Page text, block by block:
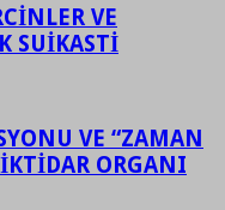
VE
SUİKASTİ
VE “ZAMAN
ORGANI